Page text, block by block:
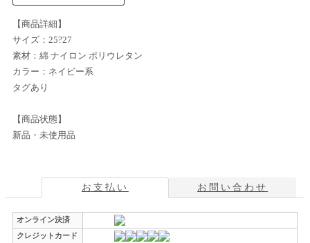
【商品詳細】
サイズ：25?27
素材：綿 ナイロン ポリウレタン
カラー：ネイビー系
タグあり
【商品状態】
新品・未使用品
お支払い お問い合わせ
オンライン決済
クレジットカード